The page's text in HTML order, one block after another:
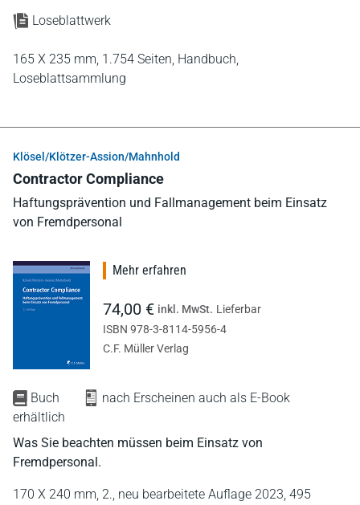
Loseblattwerk
165 X 235 mm, 1.754 Seiten, Handbuch,
Loseblattsammlung
Klösel/Klötzer-Assion/Mahnhold
Contractor Compliance
Haftungsprävention und Fallmanagement beim Einsatz
von Fremdpersonal
Buch
nach Erscheinen auch als E-Book
erhältlich
Was Sie beachten müssen beim Einsatz von
Fremdpersonal.
170 X 240 mm, 2., neu bearbeitete Auflage 2023, 495
Mehr erfahren
74,00 € inkl. MwSt. Lieferbar
ISBN 978-3-8114-5956-4
C.F. Müller Verlag